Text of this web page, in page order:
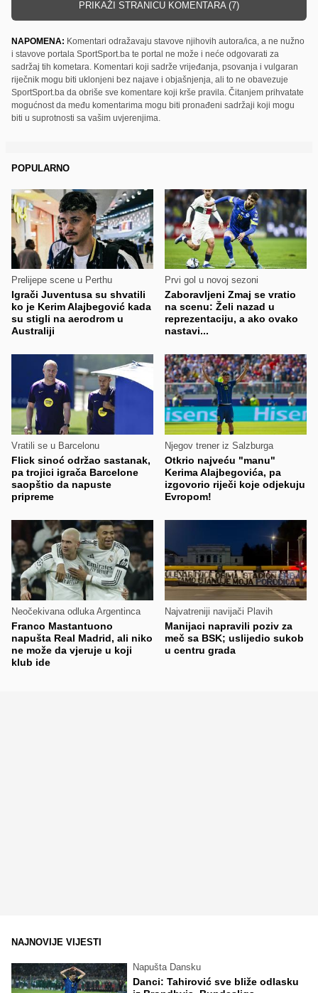
PRIKAŽI STRANICU KOMENTARA (7)
NAPOMENA: Komentari odražavaju stavove njihovih autora/ica, a ne nužno
i stavove portala SportSport.ba te portal ne može i neće odgovarati za
sadržaj tih kometara. Komentari koji sadrže vrijeđanja, psovanja i vulgaran
riječnik mogu biti uklonjeni bez najave i objašnjenja, ali to ne obavezuje
SportSport.ba da obriše sve komentare koji krše pravila. Čitanjem prihvatate
mogućnost da među komentarima mogu biti pronađeni sadržaji koji mogu
biti u suprotnosti sa vašim uvjerenjima.
POPULARNO
Prelijepe scene u Perthu
Igrači Juventusa su shvatili
ko je Kerim Alajbegović kada
su stigli na aerodrom u
Australiji
Prvi gol u novoj sezoni
Zaboravljeni Zmaj se vratio
na scenu: Želi nazad u
reprezentaciju, a ako ovako
nastavi...
Vratili se u Barcelonu
Flick sinoć održao sastanak,
pa trojici igrača Barcelone
saopštio da napuste
pripreme
Njegov trener iz Salzburga
Otkrio najveću "manu"
Kerima Alajbegovića, pa
izgovorio riječi koje odjekuju
Evropom!
Neočekivana odluka Argentinca
Franco Mastantuono
napušta Real Madrid, ali niko
ne može da vjeruje u koji
klub ide
Najvatreniji navijači Plavih
Manijaci napravili poziv za
meč sa BSK; uslijedio sukob
u centru grada
NAJNOVIJE VIJESTI
Napušta Dansku
Danci: Tahirović sve bliže odlasku